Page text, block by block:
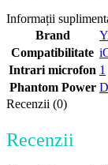
Informații
Brand
Compatibilitate
Intrari microfon 1
Phantom Power
Recenzii (0)
Recenzii